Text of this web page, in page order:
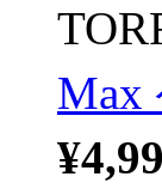
Max